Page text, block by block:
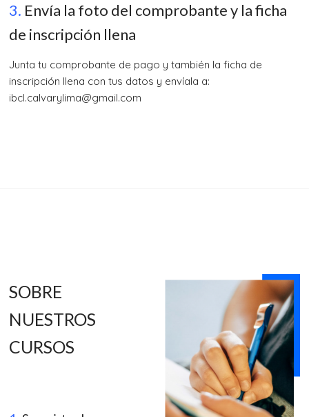
3. Envía la foto del comprobante y la ficha
de inscripción llena
Junta tu comprobante de pago y también la ficha de
inscripción llena con tus datos y envíala a:
ibcl.calvarylima@gmail.com
SOBRE
NUESTROS
CURSOS